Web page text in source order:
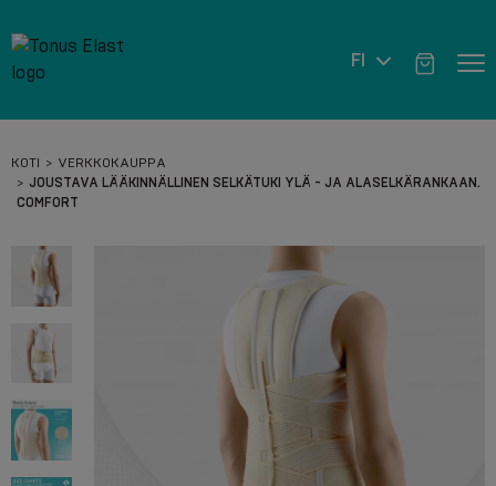
FI
KOTI
VERKKOKAUPPA
JOUSTAVA LÄÄKINNÄLLINEN SELKÄTUKI YLÄ - JA ALASELKÄRANKAAN.
COMFORT